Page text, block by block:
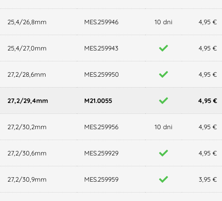
25,4/26,8mm MES.259946 10 dni 4,95 €
25,4/27,0mm MES.259943 4,95 €
27,2/28,6mm MES.259950 4,95 €
27,2/29,4mm M21.0055 4,95 €
27,2/30,2mm MES.259956 10 dni 4,95 €
27,2/30,6mm MES.259929 4,95 €
27,2/30,9mm MES.259959 3,95 €